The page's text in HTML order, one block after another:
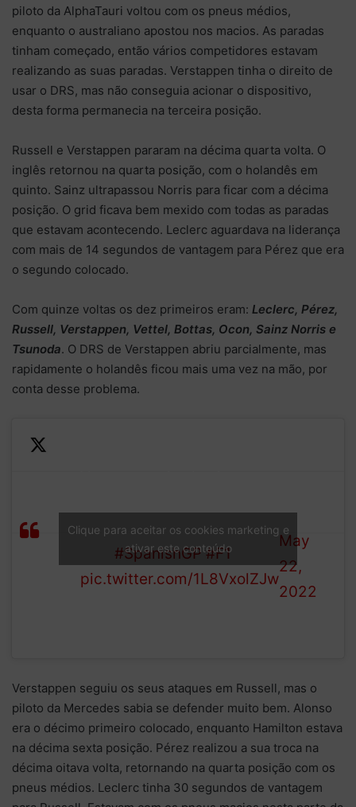
piloto da AlphaTauri voltou com os pneus médios,
enquanto o australiano apostou nos macios. As paradas
tinham começado, então vários competidores estavam
realizando as suas paradas. Verstappen tinha o direito de
usar o DRS, mas não conseguia acionar o dispositivo,
desta forma permanecia na terceira posição.
Russell e Verstappen pararam na décima quarta volta. O
inglês retornou na quarta posição, com o holandês em
quinto. Sainz ultrapassou Norris para ficar com a décima
posição. O grid ficava bem mexido com todas as paradas
que estavam acontecendo. Leclerc aguardava na liderança
com mais de 14 segundos de vantagem para Pérez que era
o segundo colocado.
Com quinze voltas os dez primeiros eram: Leclerc, Pérez,
Russell, Verstappen, Vettel, Bottas, Ocon, Sainz Norris e
Tsunoda. O DRS de Verstappen abriu parcialmente, mas
rapidamente o holandês ficou mais uma vez na mão, por
conta desse problema.
LAP
is having problems with his
#SpanishGP #F1
pic.twitter.com/1L8VxolZJw
1 (@F1)
May
22,
2022
Clique para aceitar os cookies marketing e
ativar este conteúdo
Verstappen seguiu os seus ataques em Russell, mas o
piloto da Mercedes sabia se defender muito bem. Alonso
era o décimo primeiro colocado, enquanto Hamilton estava
na décima sexta posição. Pérez realizou a sua troca na
décima oitava volta, retornando na quarta posição com os
pneus médios. Leclerc tinha 30 segundos de vantagem